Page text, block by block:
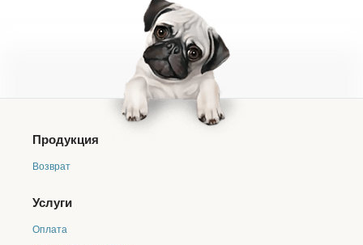
Продукция
Возврат
Услуги
Оплата